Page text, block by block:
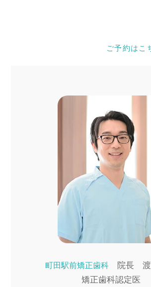
ご予約はこ
町田駅前矯正歯科 院長 渡
矯正歯科認定医